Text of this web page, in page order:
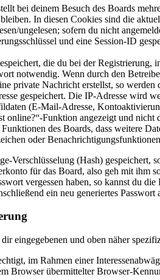
bei deinem Besuch des Boards
In diesen Cookies sind die
ungelesen; sofern du nicht
und eine Session-ID
die du bei der Registrierung,
notwendig. Wenn durch den
private Nachricht erstellst, so
gespeichert. Die IP-Adresse wird
(E-Mail-Adresse,
online?“-Funktion angezeigt und nicht
des Boards, dass weitere
oder
Verschlüsselung (Hash) gespeichert,
für das Board, also geh mit ihm
vergessen haben, so kannst du
ein neu generiertes
eingegebenen und oben näher
im Rahmen einer
Browser übermittelter Browser-